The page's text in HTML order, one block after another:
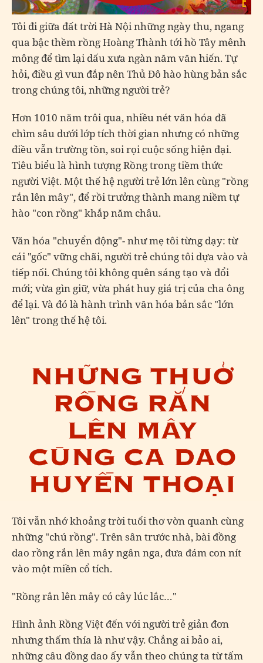
Tôi đi giữa đất trời Hà Nội những ngày thu, ngang
qua bậc thềm rồng Hoàng Thành tới hồ Tây mênh
mông để tìm lại dấu xưa ngàn năm văn hiến. Tự
hỏi, điều gì vun đắp nên Thủ Đô hào hùng bản sắc
trong chúng tôi, những người trẻ?
Hơn 1010 năm trôi qua, nhiều nét văn hóa đã
chìm sâu dưới lớp tích thời gian nhưng có những
điều vẫn trường tồn, soi rọi cuộc sống hiện đại.
Tiêu biểu là hình tượng Rồng trong tiềm thức
người Việt. Một thế hệ người trẻ lớn lên cùng "rồng
rắn lên mây", để rồi trưởng thành mang niềm tự
hào "con rồng" khắp năm châu.
Văn hóa "chuyển động"- như mẹ tôi từng dạy: từ
cái "gốc" vững chãi, người trẻ chúng tôi dựa vào và
tiếp nối. Chúng tôi không quên sáng tạo và đổi
mới; vừa gìn giữ, vừa phát huy giá trị của cha ông
để lại. Và đó là hành trình văn hóa bản sắc "lớn
lên" trong thế hệ tôi.
Tôi vẫn nhớ khoảng trời tuổi thơ vờn quanh cùng
những "chú rồng". Trên sân trước nhà, bài đồng
dao rồng rắn lên mây ngân nga, đưa đám con nít
vào một miền cổ tích.
"Rồng rắn lên mây có cây lúc lắc…"
Hình ảnh Rồng Việt đến với người trẻ giản đơn
nhưng thấm thía là như vậy. Chẳng ai bảo ai,
những câu đồng dao ấy vẫn theo chúng ta từ tấm